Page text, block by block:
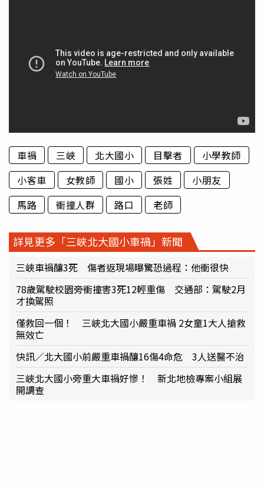
車禍 三峽 北大國小 目擊者
小學教師
小客車
女教師 國小 張姓
小朋友
馬路
衝撞人群 路口 老師
詳見更多「三峽北大國小車禍」新聞
三峽車禍釀3死 傷者返現場曝驚恐過程：他衝很快
78歲駕駛校園旁衝撞害3死12輕重傷 交通部：駕駛2月
才換駕照
僅救回一個！ 三峽北大國小嚴重車禍 2女童1大人搶救
無效亡
快訊／北大國小前嚴重車禍釀16傷4命危 3人送醫不治
三峽北大國小旁重大車禍好慘！ 新北地檢專案小組展
開調查